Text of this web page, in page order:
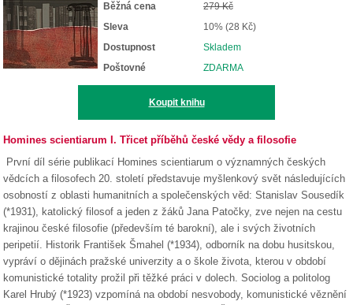
Běžná cena
279 Kč
Sleva
10% (28 Kč)
Dostupnost
Skladem
Poštovné
ZDARMA
Koupit knihu
Homines scientiarum I. Třicet příběhů české vědy a filosofie
První díl série publikací Homines scientiarum o významných českých
vědcích a filosofech 20. století představuje myšlenkový svět ná­sledujících
osobností z oblasti humanitních a společenských věd: Stanislav Sousedík
(*1931), katolický filosof a jeden z žáků Jana Patočky, zve nejen na cestu
krajinou české filosofie (především té barokní), ale i svých životních
peripetií. Historik František Šmahel (*1934), odborník na dobu husitskou,
vypráví o dějinách pražské univerzity a o škole života, kterou v období
komunistické totality prožil při těžké práci v dolech. Sociolog a politolog
Karel Hrubý (*1923) vzpomíná na období nesvobody, komunistické věznění